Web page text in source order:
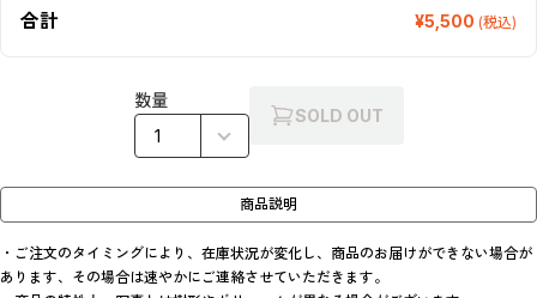
合計 ¥5,500 (税込)
数量
SOLD OUT
商品説明
・ご注文のタイミングにより、在庫状況が変化し、商品のお届けができない場合が
あります、その場合は速やかにご連絡させていただきます。